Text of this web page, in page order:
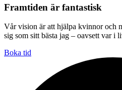
Framtiden är fantastisk
Vår vision är att hjälpa kvinnor och
sig som sitt bästa jag – oavsett var i
Boka tid